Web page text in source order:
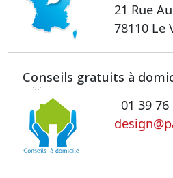
21 Rue
78110 Le
Conseils gratuits à
01 39 76